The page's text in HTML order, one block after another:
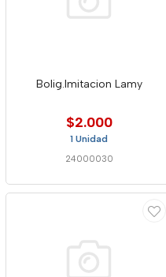
Bolig.Imitacion Lamy
$2.000
1 Unidad
24000030